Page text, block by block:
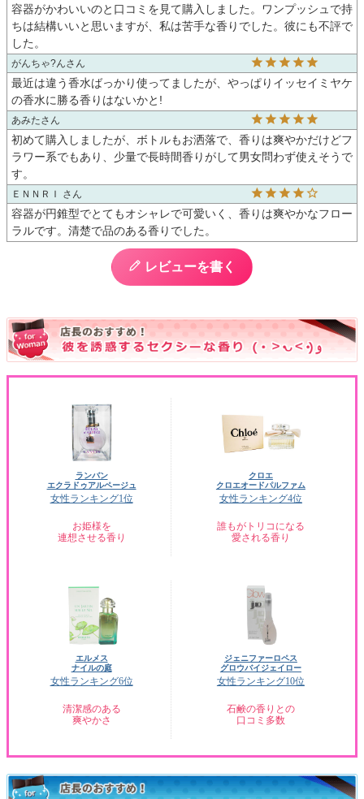
容器がかわいいのと口コミを見て購入しました。ワンプッシュで持
ちは結構いいと思いますが、私は苦手な香りでした。彼にも不評で
した。
がんちゃ?ん
最近は違う香水ばっかり使ってましたが、やっぱりイッセイミヤケ
の香水に勝る香りはないかと!
あみた
初めて購入しましたが、ボトルもお洒落で、香りは爽やかだけどフ
ラワー系でもあり、少量で長時間香りがして男女問わず使えそうで
す。
ＥＮＮＲＩ
容器が円錐型でとてもオシャレで可愛いく、香りは爽やかなフロー
ラルです。清楚で品のある香りでした。
レビューを書く
ランバン
エクラドゥアルページュ
女性ランキング1位
お姫様を
連想させる香り
クロエ
クロエオードパルファム
女性ランキング4位
誰もがトリコになる
愛される香り
エルメス
ナイルの庭
女性ランキング6位
清潔感のある
爽やかさ
ジェニファーロペス
グロウバイジェイロー
女性ランキング10位
石鹸の香りとの
口コミ多数